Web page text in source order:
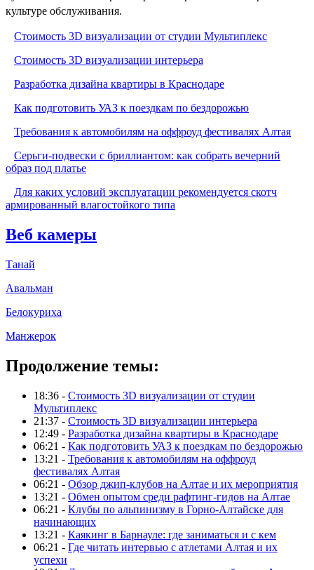
культуре обслуживания.
Стоимость 3D визуализации от студии Мультиплекс
Стоимость 3D визуализации интерьера
Разработка дизайна квартиры в Краснодаре
Как подготовить УАЗ к поездкам по бездорожью
Требования к автомобилям на оффроуд фестивалях Алтая
Серьги-подвески с бриллиантом: как собрать вечерний
образ под платье
Для каких условий эксплуатации рекомендуется скотч
армированный влагостойкого типа
Веб камеры
Танай
Авальман
Белокуриха
Манжерок
Продолжение темы:
18:36 - Стоимость 3D визуализации от студии
Мультиплекс
21:37 - Стоимость 3D визуализации интерьера
12:49 - Разработка дизайна квартиры в Краснодаре
06:21 - Как подготовить УАЗ к поездкам по бездорожью
13:21 - Требования к автомобилям на оффроуд
фестивалях Алтая
06:21 - Обзор джип-клубов на Алтае и их мероприятия
13:21 - Обмен опытом среди рафтинг-гидов на Алтае
06:21 - Клубы по альпинизму в Горно-Алтайске для
начинающих
13:21 - Каякинг в Барнауле: где заниматься и с кем
06:21 - Где читать интервью с атлетами Алтая и их
успехи